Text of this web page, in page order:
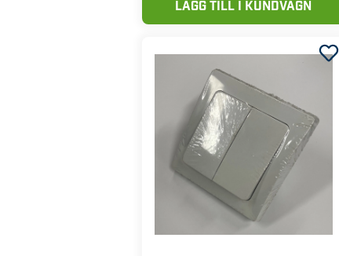
LÄGG TILL I KUNDVAGN